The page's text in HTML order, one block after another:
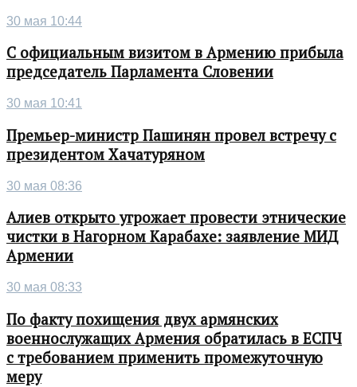
30 мая 10:44
С официальным визитом в Армению прибыла
председатель Парламента Словении
30 мая 10:41
Премьер-министр Пашинян провел встречу с
президентом Хачатуряном
30 мая 08:36
Алиев открыто угрожает провести этнические
чистки в Нагорном Карабахе: заявление МИД
Армении
30 мая 08:33
По факту похищения двух армянских
военнослужащих Армения обратилась в ЕСПЧ
с требованием применить промежуточную
меру